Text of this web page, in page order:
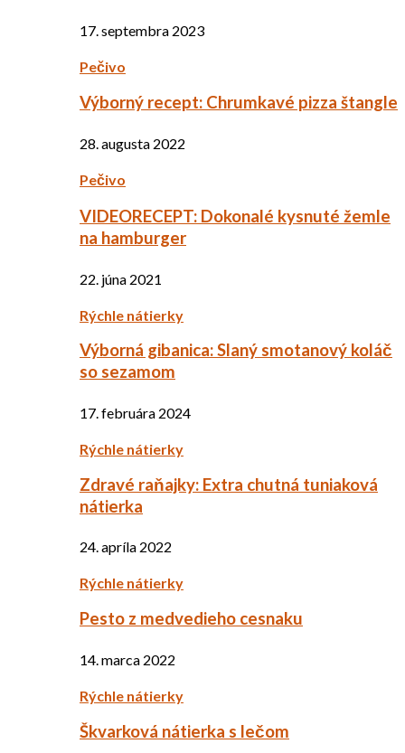
17. septembra 2023
Pečivo
Výborný recept: Chrumkavé pizza štangle
28. augusta 2022
Pečivo
VIDEORECEPT: Dokonalé kysnuté žemle
na hamburger
22. júna 2021
Rýchle nátierky
Výborná gibanica: Slaný smotanový koláč
so sezamom
17. februára 2024
Rýchle nátierky
Zdravé raňajky: Extra chutná tuniaková
nátierka
24. apríla 2022
Rýchle nátierky
Pesto z medvedieho cesnaku
14. marca 2022
Rýchle nátierky
Škvarková nátierka s lečom